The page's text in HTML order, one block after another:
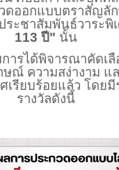
วดออกแบบตราสัญลั
ระชาสัมพันธ์วาระพิ
113 ปี" นั้น
ารได้พิจารณาคัดเลื
ณ์ ความสง่างาม แ
เรียบร้อยแล้ว โดย
รางวัลดังนี้